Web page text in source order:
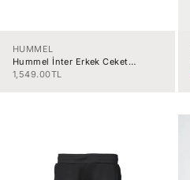
HUMMEL
Hummel İnter Erkek Ceket
922405-2006
İndirimli fiyat
1,549.00TL